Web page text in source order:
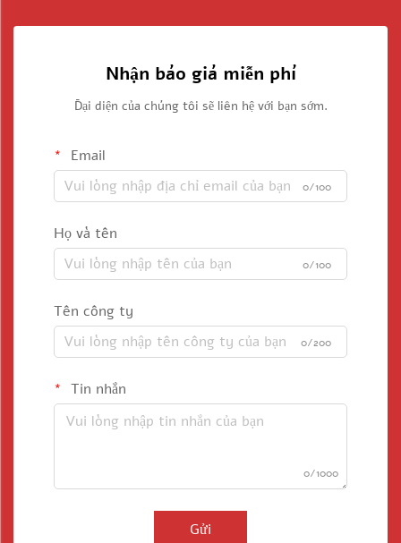
Nhận báo giá miễn phí
Đại diện của chúng tôi sẽ liên hệ với bạn sớm.
Email
0/100
Họ và tên
0/100
Tên công ty
0/200
Tin nhắn
0/1000
Gửi